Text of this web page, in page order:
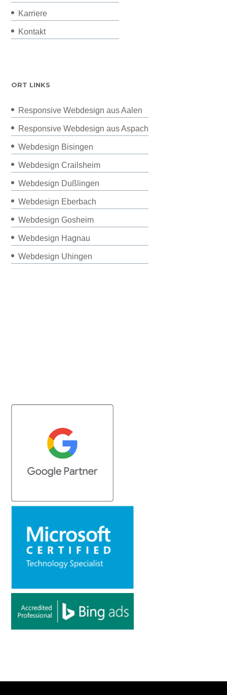
Karriere
Kontakt
ORT LINKS
Responsive Webdesign aus Aalen
Responsive Webdesign aus Aspach
Webdesign Bisingen
Webdesign Crailsheim
Webdesign Dußlingen
Webdesign Eberbach
Webdesign Gosheim
Webdesign Hagnau
Webdesign Uhingen